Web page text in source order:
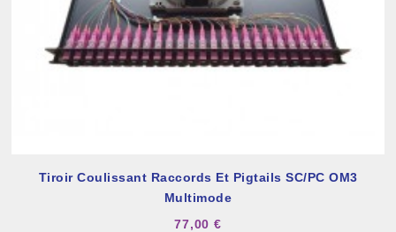
Tiroir Coulissant Raccords Et Pigtails SC/PC OM3
Multimode
77,00 €